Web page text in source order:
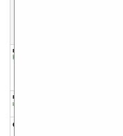
группы программы:
Наука
программа:
шареварная
описание: